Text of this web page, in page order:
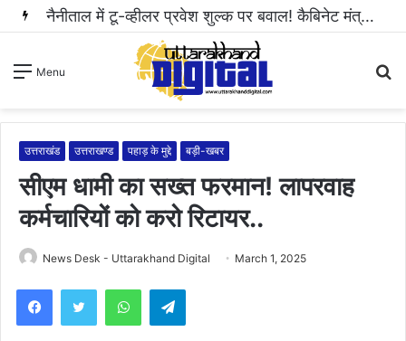
नैनीताल में टू-व्हीलर प्रवेश शुल्क पर बवाल! कैबिनेट मंत्री राम सिंह कैड़ा ने रुकवाई वसूली..
Menu
उत्तराखंड उत्तराखण्ड पहाड़ के मुद्दे बड़ी-खबर
सीएम धामी का सख्त फरमान! लापरवाह
कर्मचारियों को करो रिटायर..
News Desk - Uttarakhand Digital March 1, 2025
WhatsAppTelegram